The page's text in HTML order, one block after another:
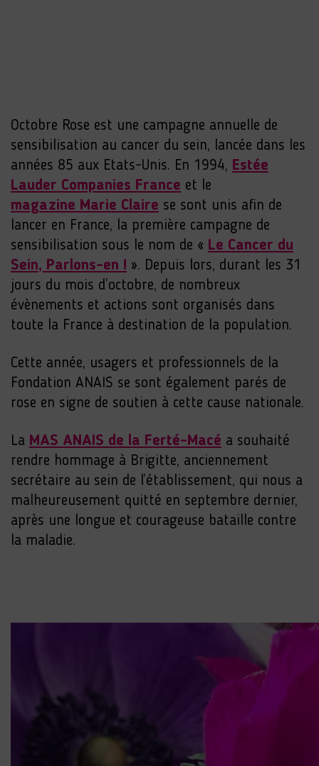
Octobre Rose est une campagne annuelle de
sensibilisation au cancer du sein, lancée dans les
années 85 aux Etats-Unis. En 1994, Estée
Lauder Companies France et le
magazine Marie Claire se sont unis afin de
lancer en France, la première campagne de
sensibilisation sous le nom de « Le Cancer du
Sein, Parlons-en ! ». Depuis lors, durant les 31
jours du mois d’octobre, de nombreux
évènements et actions sont organisés dans
toute la France à destination de la population.
Cette année, usagers et professionnels de la
Fondation ANAIS se sont également parés de
rose en signe de soutien à cette cause nationale.
La MAS ANAIS de la Ferté-Macé a souhaité
rendre hommage à Brigitte, anciennement
secrétaire au sein de l’établissement, qui nous a
malheureusement quitté en septembre dernier,
après une longue et courageuse bataille contre
la maladie.